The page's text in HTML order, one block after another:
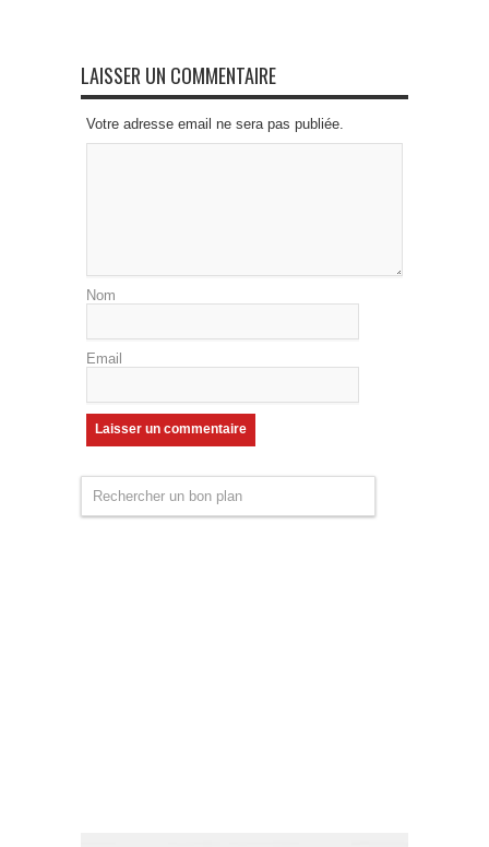
LAISSER UN COMMENTAIRE
Votre adresse email ne sera pas publiée.
Nom
Email